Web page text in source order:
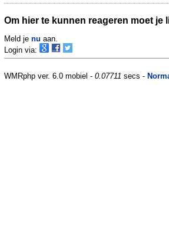
Om hier te kunnen reageren moet je
Meld je nu aan.
Login via:
WMRphp ver. 6.0 mobiel - 0.07711 secs -